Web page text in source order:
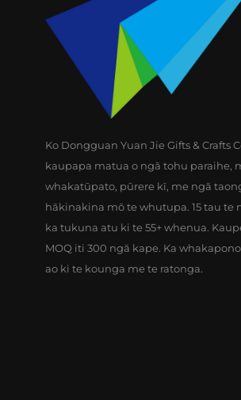
Ko Dongguan Yuan Jie Gifts & Crafts
kaupapa matua o ngā tohu paraihe,
whakatūpato, pūrere kī, me ngā
hākinakina mō te whutupa. 15 tau te
ka tukuna atu ki te 55+ whenua.
MOQ iti 300 ngā kape. Ka
ao ki te kounga me te ratonga.